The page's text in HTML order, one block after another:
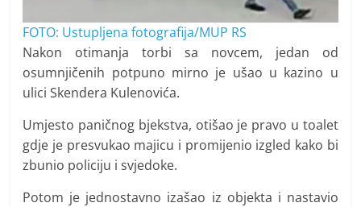
FOTO: Ustupljena fotografija/MUP RS
Nakon otimanja torbi sa novcem, jedan od
osumnjičenih potpuno mirno je ušao u kazino u
ulici Skendera Kulenovića.
Umjesto paničnog bjekstva, otišao je pravo u toalet
gdje je presvukao majicu i promijenio izgled kako bi
zbunio policiju i svjedoke.
Potom je jednostavno izašao iz objekta i nastavio